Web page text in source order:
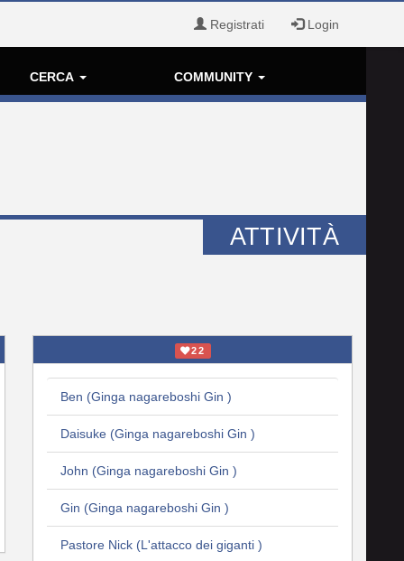
Registrati Login
CERCA COMMUNITY
ATTIVITÀ
22
Ben (Ginga nagareboshi Gin )
Daisuke (Ginga nagareboshi Gin )
John (Ginga nagareboshi Gin )
Gin (Ginga nagareboshi Gin )
Pastore Nick (L'attacco dei giganti )